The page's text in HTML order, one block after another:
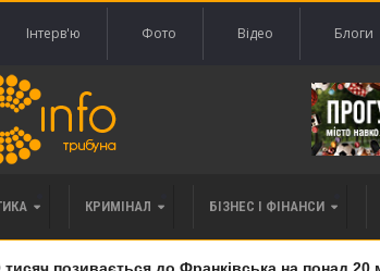
Інтерв'ю Фото Відео Блоги
КРИМІНАЛ БІЗНЕС І ФІНАНСИ